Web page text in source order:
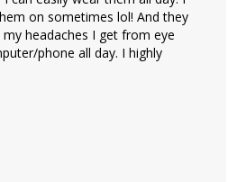
on sometimes lol! And they
headaches I get from eye
phone all day. I highly